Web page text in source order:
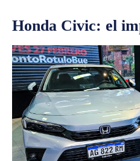
Honda Civic: el